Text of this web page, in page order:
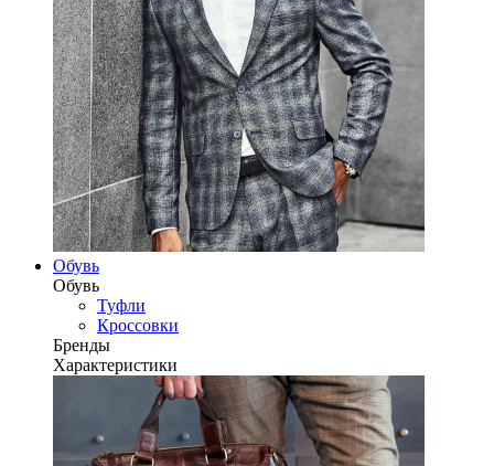
Обувь
Обувь
Туфли
Кроссовки
Бренды
Характеристики